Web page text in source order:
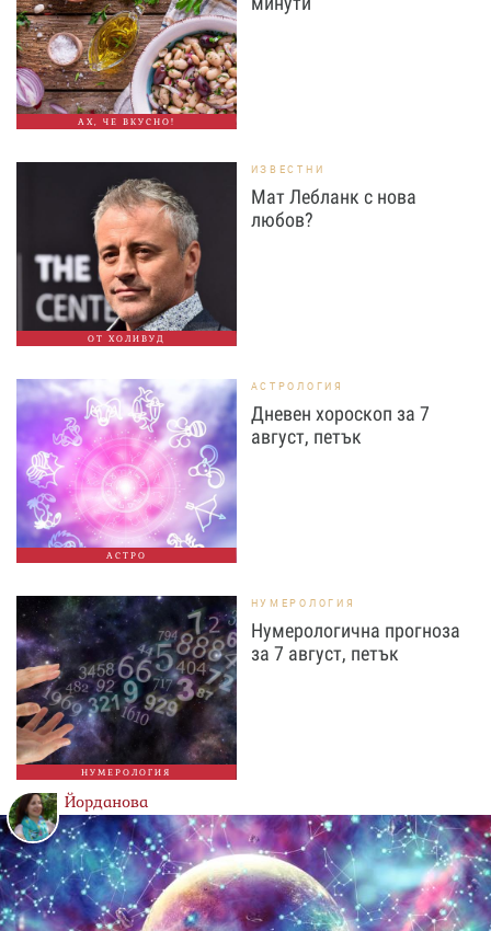
АХ, ЧЕ ВКУСНО!
ОТ ХОЛИВУД
ИЗВЕСТНИ
Мат Лебланк с нова
любов?
АСТРО
АСТРОЛОГИЯ
Дневен хороскоп за 7
август, петък
НУМЕРОЛОГИЯ
НУМЕРОЛОГИЯ
Нумерологична прогноза
за 7 август, петък
Йорданова